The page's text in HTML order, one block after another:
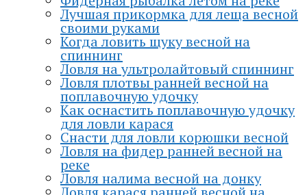
Лучшая прикормка для леща весной
своими руками
Когда ловить щуку весной на
спиннинг
Ловля на ультролайтовый спиннинг
Ловля плотвы ранней весной на
поплавочную удочку
Как оснастить поплавочную удочку
для ловли карася
Снасти для ловли корюшки весной
Ловля на фидер ранней весной на
реке
Ловля налима весной на донку